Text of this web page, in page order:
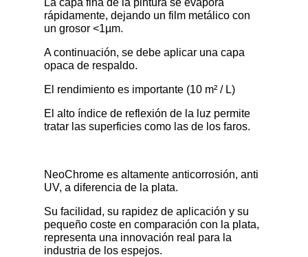
rápidamente, dejando un film metálico con
un grosor <1µm.
A continuación, se debe aplicar una capa
opaca de respaldo.
El rendimiento es importante (10 m² / L)
El alto índice de reflexión de la luz permite
tratar las superficies como las de los faros.
NeoChrome es altamente anticorrosión, anti
UV, a diferencia de la plata.
Su facilidad, su rapidez de aplicación y su
pequeño coste en comparación con la plata,
representa una innovación real para la
industria de los espejos.